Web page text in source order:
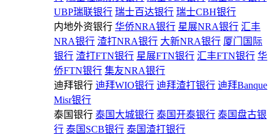
UBP瑞联银行 瑞士百达银行 瑞士CBH银行
内地外资银行 华侨NRA银行 星展NRA银行 汇丰
NRA银行 渣打NRA银行 大新NRA银行 厦门国际
银行 渣打FTN银行 星展FTN银行 汇丰FTN银行 华
侨FTN银行 集友NRA银行
迪拜银行 迪拜WIO银行 迪拜渣打银行 迪拜Banque
Misr银行
泰国银行 泰国大城银行 泰国开泰银行 泰国盘古银
行 泰国SCB银行 泰国渣打银行